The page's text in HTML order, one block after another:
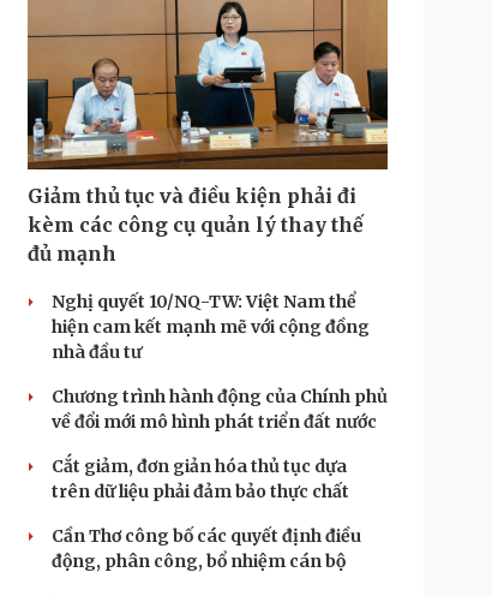
Giảm thủ tục và điều kiện phải đi
kèm các công cụ quản lý thay thế
đủ mạnh
Nghị quyết 10/NQ-TW: Việt Nam thể
hiện cam kết mạnh mẽ với cộng đồng
nhà đầu tư
Chương trình hành động của Chính phủ
về đổi mới mô hình phát triển đất nước
Cắt giảm, đơn giản hóa thủ tục dựa
trên dữ liệu phải đảm bảo thực chất
Cần Thơ công bố các quyết định điều
động, phân công, bổ nhiệm cán bộ